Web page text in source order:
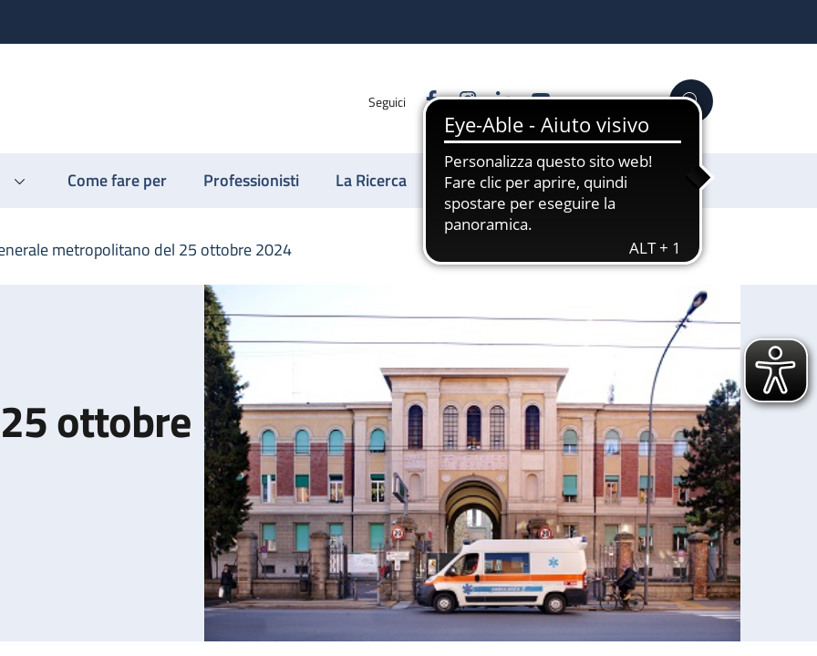
Seguici FacebookInstagram
LinkedinYouTube Cerca
Come fare per Professionisti La Ricerca Sostienici
metropolitano del 25 ottobre 2024
ottobre